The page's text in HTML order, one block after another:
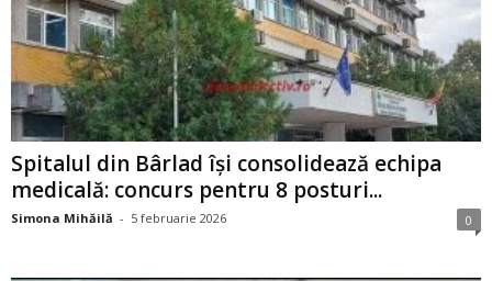
Spitalul din Bârlad își consolidează echipa
medicală: concurs pentru 8 posturi...
Simona Mihăilă - 5 februarie 2026 0